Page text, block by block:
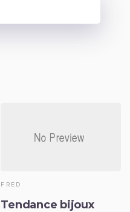
FRED
Tendance bijoux